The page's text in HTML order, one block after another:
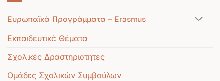
Ευρωπαϊκά Προγράμματα – Erasmus
Εκπαιδευτικά Θέματα
Σχολικές Δραστηριότητες
Ομάδες Σχολικών Συμβούλων